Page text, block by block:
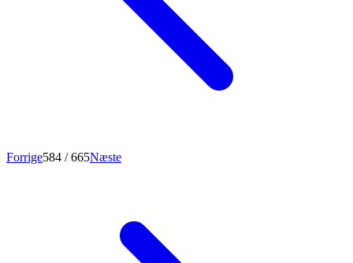
Forrige584 / 665Næste